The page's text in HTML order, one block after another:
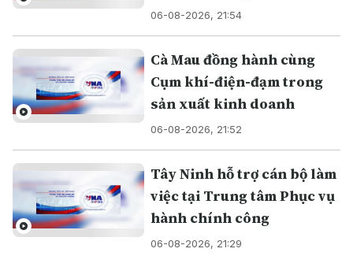
06-08-2026, 21:54
Cà Mau đồng hành cùng
Cụm khí-điện-đạm trong
sản xuất kinh doanh
06-08-2026, 21:52
Tây Ninh hỗ trợ cán bộ làm
việc tại Trung tâm Phục vụ
hành chính công
06-08-2026, 21:29